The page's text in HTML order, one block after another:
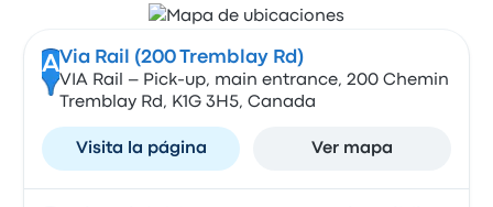
AVia Rail (200 Tremblay Rd)
VIA Rail – Pick-up, main entrance, 200 Chemin
Tremblay Rd, K1G 3H5, Canada
Visita la página Ver mapa